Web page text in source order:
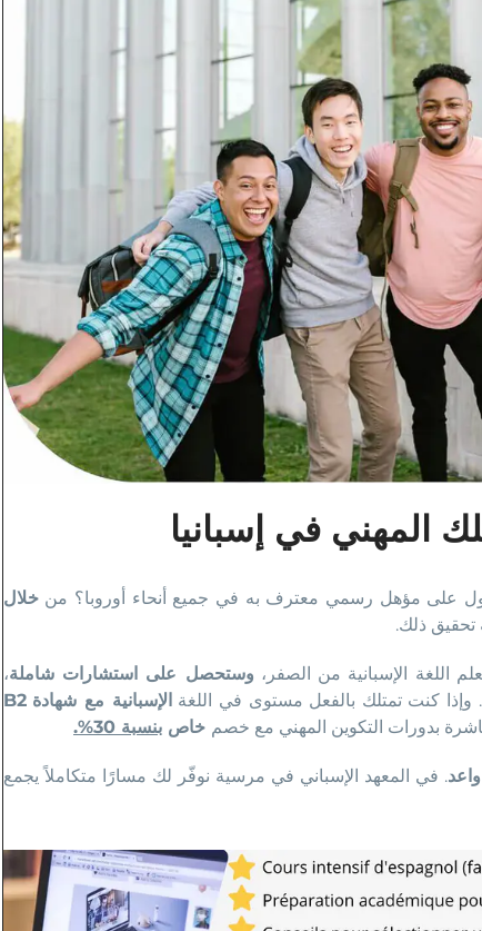
المهني في إسبانيا
على مؤهل رسمي معترف به في جميع أنحاء أوروبا؟ منخلال
تحقيق ذلك.
اللغة الإسبانية من الصفر، وستحصل على استشارات شاملة،
كنت تمتلك بالفعل مستوى
B2 في اللغة الإسبانية مع شهادة
بدورات التكوين المهني مع خصم خاص بنسبة 30 %.
. في المعهد الإسباني في مرسية نوفّر لك مسارًا متكاملاً يجمع